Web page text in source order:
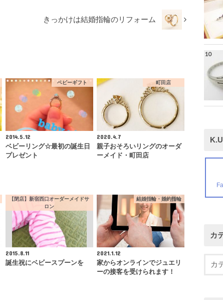
きっかけは結婚指輪のリフォーム
ベビーギフト
2014.5.12
ベビーリング☆最初の誕生日
プレゼント
町田店
2020.4.7
親子おそろいリングのオーダ
ーメイド・町田店
【閉店】新宿西口オーダーメイドサ
ロン
2015.8.11
誕生祝にベビースプーンを
結婚指輪・婚約指輪
2021.1.12
家からオンラインでジュエリ
ーの接客を受けられます！
カ